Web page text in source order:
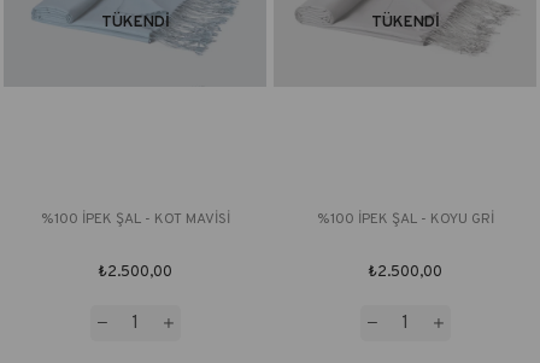
TÜKENDI
%100 İPEK ŞAL - KOT MAVİSİ
₺2.500,00
TÜKENDI
%100 İPEK ŞAL - KOYU GRİ
₺2.500,00